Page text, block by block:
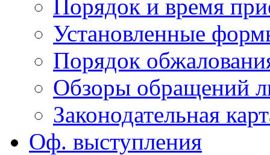
Порядок и время
Установленные
Порядок
Обзоры обращений
Законодательная
Оф. выступления